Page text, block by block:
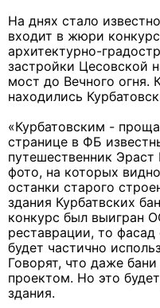
На днях стало
входит в жюри
архитектурно-
застройки Цесовской
мост до Вечного огня.
находились
«Курбатовским -
странице в ФБ
путешественник
фото, на которых
останки старого
здания Курбатвских
конкурс был выигран
реставрации, то
будет частично
Говорят, что даже
проектом. Но это
здания.